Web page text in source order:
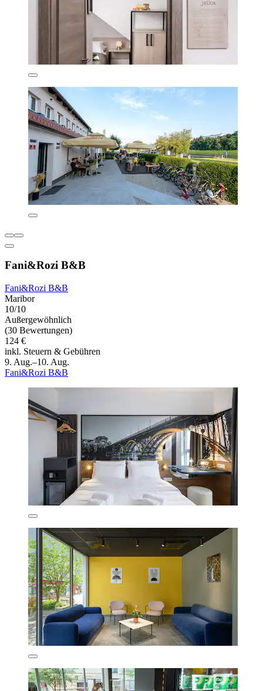
Fani&Rozi B&B
Fani&Rozi B&B
Maribor
10/10
Außergewöhnlich
(30 Bewertungen)
124 €
inkl. Steuern & Gebühren
9. Aug.–10. Aug.
Fani&Rozi B&B